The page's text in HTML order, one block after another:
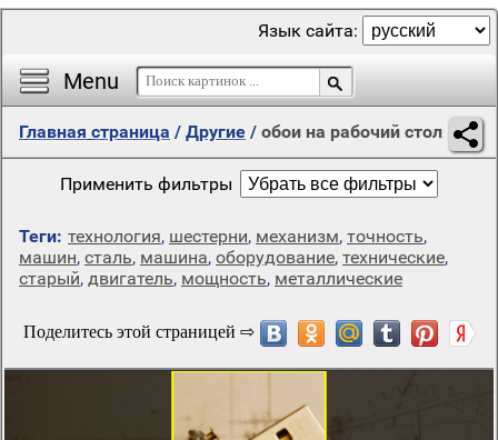
Menu
Язык сайта:
Главная страница / Другие / обои на рабочий стол
Применить фильтры
Теги: технология, шестерни, механизм, точность,
машин, сталь, машина, оборудование, технические,
старый, двигатель, мощность, металлические